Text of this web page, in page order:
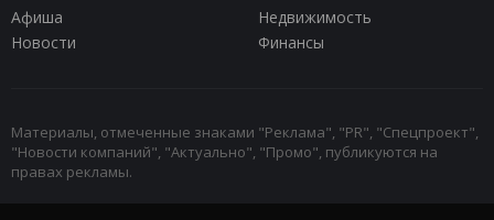
Афиша
Недвижимость
Новости
Финансы
Материалы, отмеченные знаками "Реклама", "PR", "Спецпроект",
"Новости компаний", "Актуально", "Промо", публикуются на
правах рекламы.